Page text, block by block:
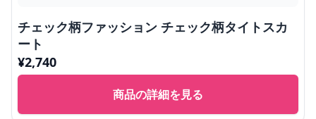
チェック柄ファッション チェック柄タイトスカ
ート
¥2,740
商品の詳細を見る